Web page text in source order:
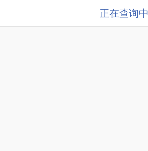
正在查询中